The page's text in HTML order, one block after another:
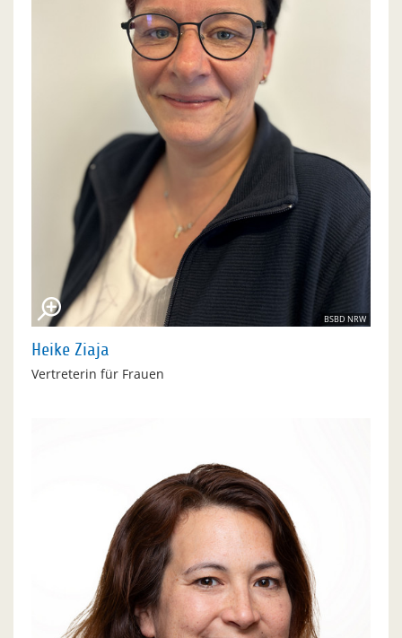
BSBD NRW
Heike Ziaja
Vertreterin für Frauen